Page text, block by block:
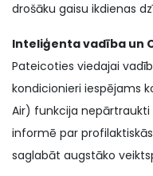
drošāku gaisu ikdienas
Inteliģenta vadība un
Pateicoties viedajai
kondicionieri iespējams
Air) funkcija
informē par
saglabāt augstāko